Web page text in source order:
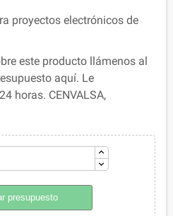
proyectos electrónicos de
este producto llámenos al
aquí. Le
horas. CENVALSA,
presupuesto